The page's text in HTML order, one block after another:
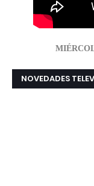
NOVEDADES